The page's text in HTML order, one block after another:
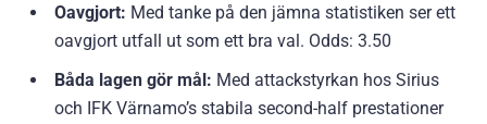
Oavgjort: Med tanke på den jämna statistiken ser ett
oavgjort utfall ut som ett bra val. Odds: 3.50
Båda lagen gör mål: Med attackstyrkan hos Sirius
och IFK Värnamo’s stabila second-half prestationer